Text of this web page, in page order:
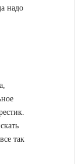
надо
так